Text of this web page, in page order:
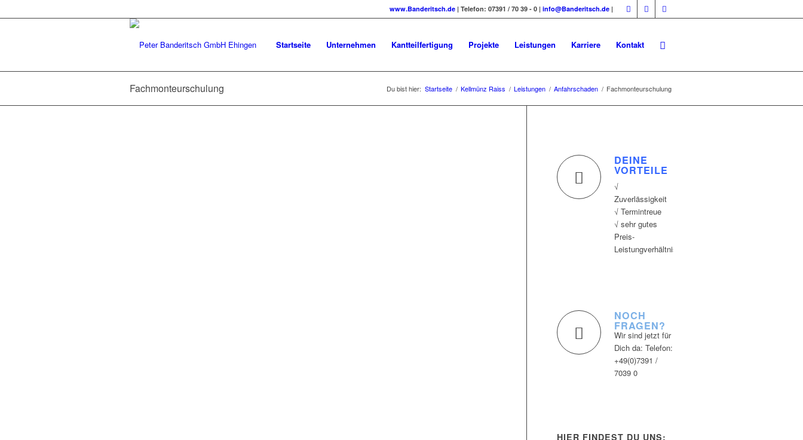
www.Banderitsch.de | Telefon: 07391 / 70 39 - 0 | info@Banderitsch.de |
Startseite Unternehmen Kantteilfertigung Projekte Leistungen Karriere Kontakt
Fachmonteurschulung Du bist hier: Startseite / Kellmünz Raiss / Leistungen / Anfahrschaden / Fachmonteurschulung
DEINE
VORTEILE
√
Zuverlässigkeit
√ Termintreue
√ sehr gutes
Preis-
Leistungverhältnis
NOCH
FRAGEN?
Wir sind jetzt für
Dich da: Telefon:
+49(0)7391 /
7039 0
HIER FINDEST DU UNS: